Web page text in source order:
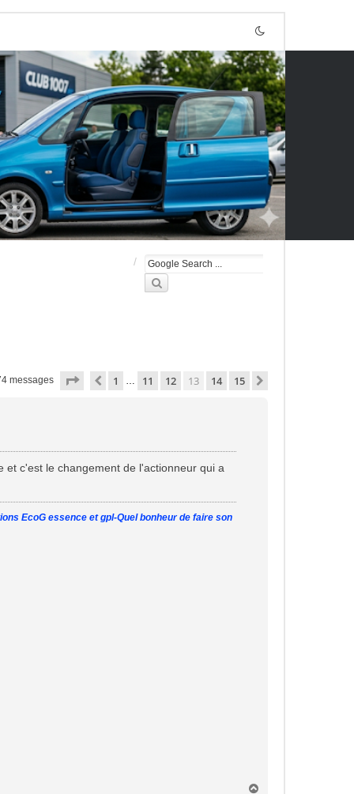
messages Page 13 sur 15
Précédente
1 … 11 12 13 14 15
c'est le changement de l'actionneur qui a
EcoG essence et gpl-Quel bonheur de faire son